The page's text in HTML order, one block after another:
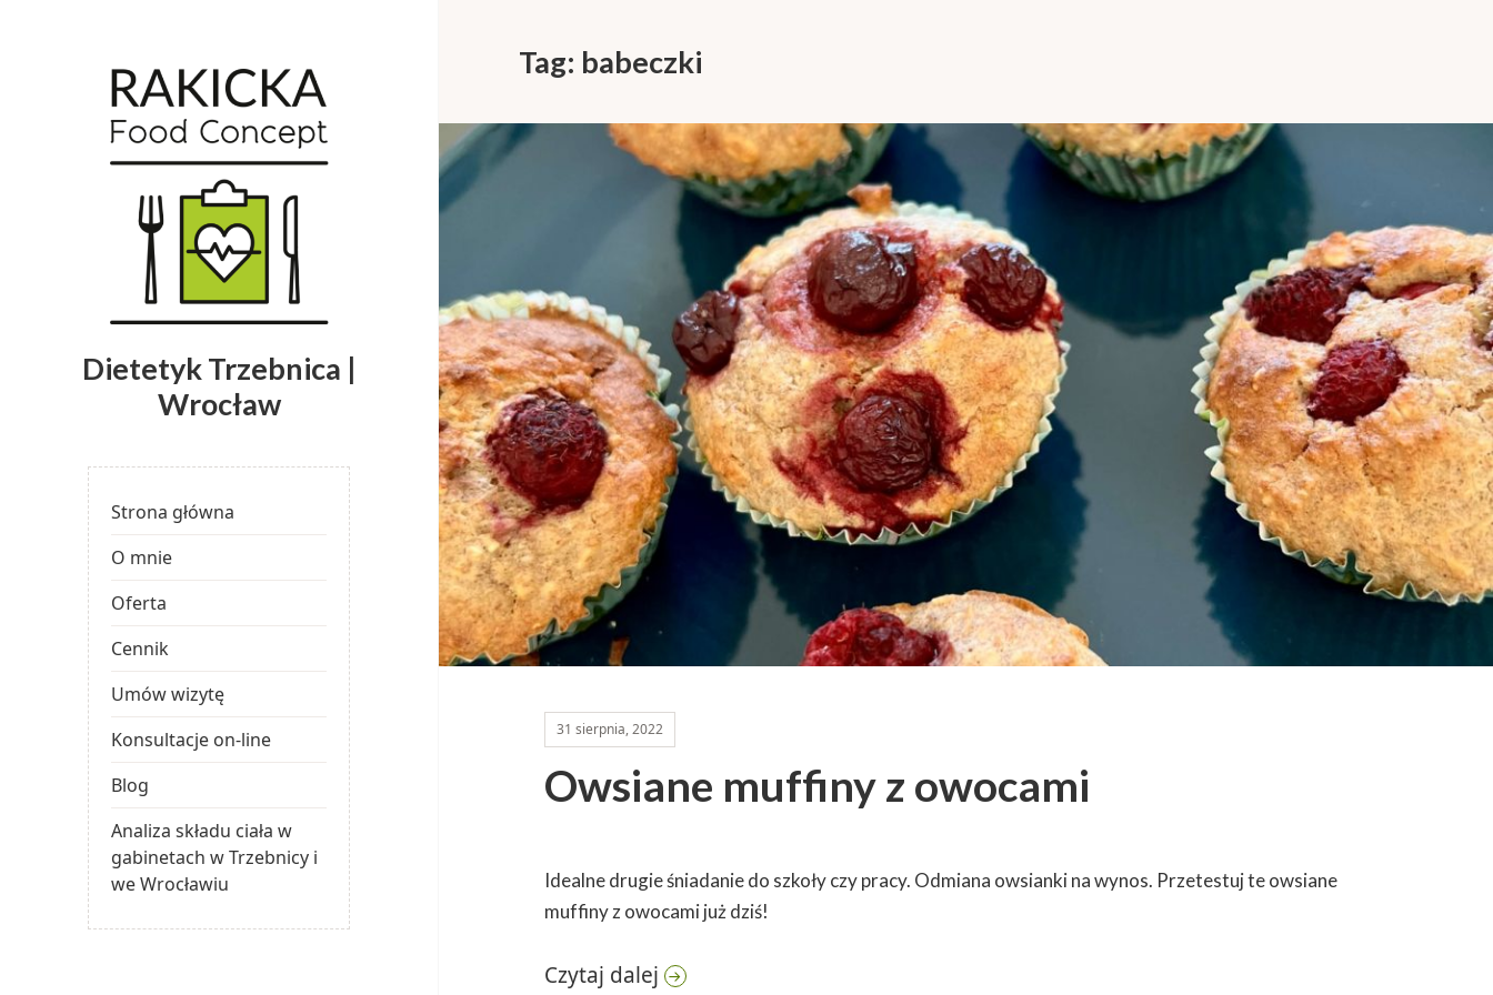
Dietetyk Trzebnica |
Wrocław
Strona główna
O mnie
Oferta
Cennik
Umów wizytę
Konsultacje on-line
Blog
Analiza składu ciała w
gabinetach w Trzebnicy i
we Wrocławiu
Tag: babeczki
31 sierpnia, 2022
Owsiane muffiny z owocami
Idealne drugie śniadanie do szkoły czy pracy. Odmiana owsianki na wynos. Przetestuj te owsiane
muffiny z owocami już dziś!
Czytaj dalejOwsiane muffiny z owocami